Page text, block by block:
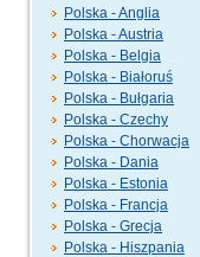
Polska - Anglia
Polska - Austria
Polska - Belgia
Polska - Białoruś
Polska - Bułgaria
Polska - Czechy
Polska - Chorwacja
Polska - Dania
Polska - Estonia
Polska - Francja
Polska - Grecja
Polska - Hiszpania